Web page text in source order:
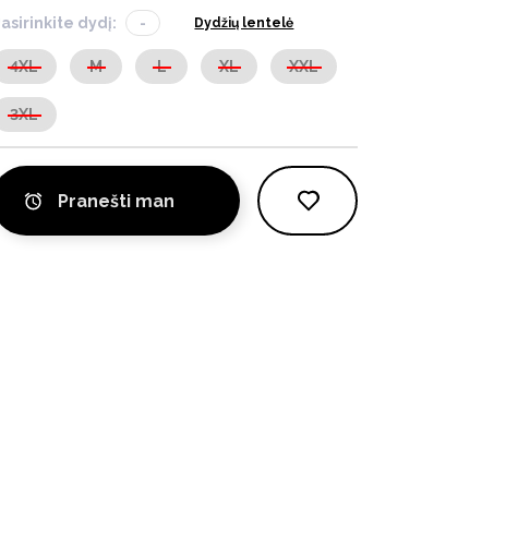
dydį: - Dydžių lentelė
4XL M L XL XXL
3XL
Pranešti man